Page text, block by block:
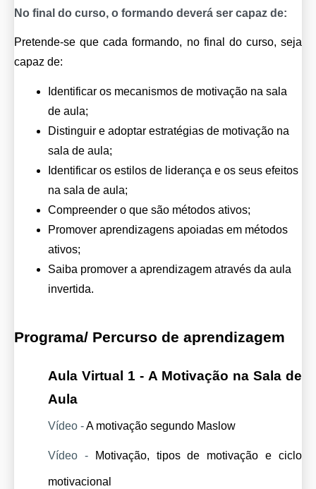
No final do curso, o formando deverá ser capaz de:
Pretende-se que cada formando, no final do curso, seja
capaz de:
Identificar os mecanismos de motivação na sala
de aula;
Distinguir e adoptar estratégias de motivação na
sala de aula;
Identificar os estilos de liderança e os seus efeitos
na sala de aula;
Compreender o que são métodos ativos;
Promover aprendizagens apoiadas em métodos
ativos;
Saiba promover a aprendizagem através da aula
invertida.
Programa/ Percurso de aprendizagem
Aula Virtual 1 - A Motivação na Sala de
Aula
Vídeo - A motivação segundo Maslow
Vídeo - Motivação, tipos de motivação e ciclo
motivacional